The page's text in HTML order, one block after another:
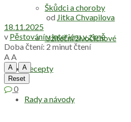
Škůdci a choroby
Užiteční živočichové
Recepty
Rady a návody
od Jitka Chvapilova
18.11.2025
v Pěstování v interiéru v zimě
Doba čtení: 2 minut čtení
AA
A
A
Reset
0